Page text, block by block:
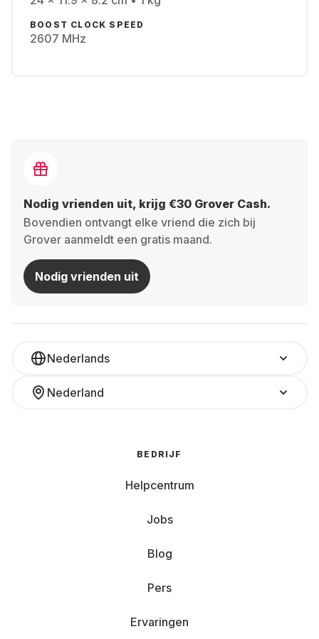
BOOST CLOCK SPEED
2607 MHz
Nodig vrienden uit, krijg €30 Grover Cash.
Bovendien ontvangt elke vriend die zich bij
Grover aanmeldt een gratis maand.
Nodig vrienden uit
Nederlands
Nederland
BEDRIJF
Helpcentrum
Jobs
Blog
Pers
Ervaringen